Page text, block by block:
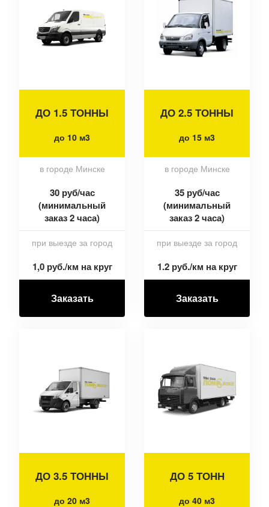
ДО 1.5 ТОННЫ
до 10 м3
в городе Минске
30 руб/час
(минимальный
заказ 2 часа)
при выезде за город
1,0 руб./км на круг
Заказать
ДО 2.5 ТОННЫ
до 15 м3
в городе Минске
35 руб/час
(минимальный
заказ 2 часа)
при выезде за город
1.2 руб./км на круг
Заказать
ДО 3.5 ТОННЫ
до 20 м3
ДО 5 ТОНН
до 40 м3